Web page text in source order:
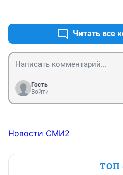
Читать все
Гость
Войти
Новости СМИ2
ТОП